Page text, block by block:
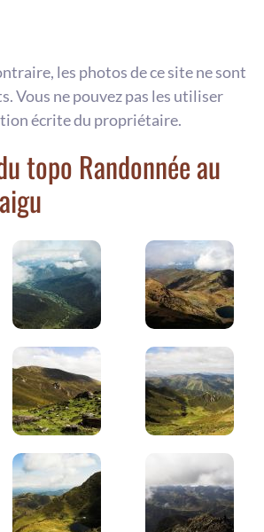
les photos de ce site ne sont
Vous ne pouvez pas les utiliser
écrite du propriétaire.
topo Randonnée au